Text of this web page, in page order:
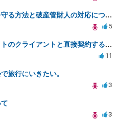
自己破産前に共有持分を守る方法と破産管財人の対応について
5
クラウドソーシングサイトのクライアントと直接契約する方法
11
旅行にいきたい。
3
3